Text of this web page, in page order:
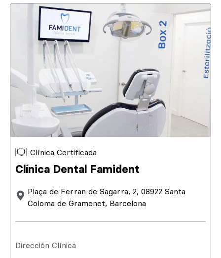
Clínica Certificada
Clínica Dental Famident
Plaça de Ferran de Sagarra, 2, 08922 Santa
Coloma de Gramenet, Barcelona
Dirección Clínica